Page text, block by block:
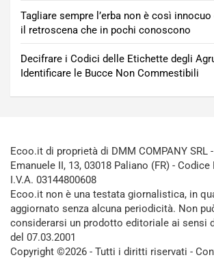
Tagliare sempre l’erba non è così
il retroscena che in pochi conoscono
Decifrare i Codici delle Etichette degli
Identificare le Bucce Non Commestibili
Ecoo.it di proprietà di DMM COMPANY SRL
Emanuele II, 13, 03018 Paliano (FR) -
I.V.A. 03144800608
Ecoo.it non è una testata giornalistica, in
aggiornato senza alcuna periodicità. Non
considerarsi un prodotto editoriale ai sensi
del 07.03.2001
Copyright ©2026 - Tutti i diritti riservati -